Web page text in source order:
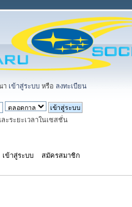
า เข้าสู่ระบบ หรือ ลงทะเบียน
ะระยะเวลาในเซสชั่น
เข้าสู่ระบบ สมัครสมาชิก